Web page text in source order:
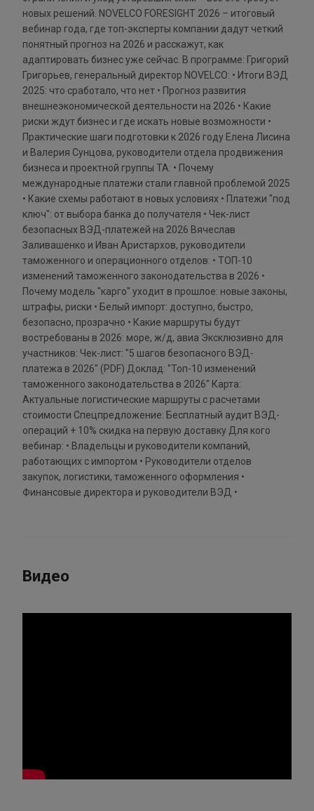
новых решений. NOVELCO FORESIGHT 2026 – итоговый
вебинар года, где топ-эксперты компании дадут четкий
понятный прогноз на 2026 и расскажут, как
адаптировать бизнес уже сейчас. В программе: Григорий
Григорьев, генеральный директор NOVELCO: • Итоги ВЭД
2025: что сработало, что нет • Прогноз развития
внешнеэкономической деятельности на 2026 • Какие
риски ждут бизнес и где искать новые возможности •
Практические шаги подготовки к 2026 году Елена Лисина
и Валерия Сунцова, руководители отдела продвижения
бизнеса и проектной группы ТА: • Почему
международные платежи стали главной проблемой 2025
• Какие схемы работают в новых условиях • Платежи "под
ключ": от выбора банка до получателя • Чек-лист
безопасных ВЭД-платежей на 2026 Вячеслав
Заливашенко и Иван Аристархов, руководители
таможенного и операционного отделов: • ТОП-10
изменений таможенного законодательства в 2026 •
Почему модель "карго" уходит в прошлое: новые законы,
штрафы, риски • Белый импорт: доступно, быстро,
безопасно, прозрачно • Какие маршруты будут
востребованы в 2026: море, ж/д, авиа Эксклюзивно для
участников: Чек-лист: "5 шагов безопасного ВЭД-
платежа в 2026" (PDF) Доклад: "Топ-10 изменений
таможенного законодательства в 2026" Карта:
Актуальные логистические маршруты с расчетами
стоимости Спецпредложение: Бесплатный аудит ВЭД-
операций + 10% скидка на первую доставку Для кого
вебинар: • Владельцы и руководители компаний,
работающих с импортом • Руководители отделов
закупок, логистики, таможенного оформления •
Финансовые директора и руководители ВЭД •
Видео